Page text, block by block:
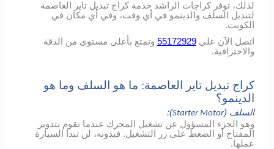
لذلك، توفر كراجات الراشد خدمة كراج تبديل تاير العاصمة
لتبديل السلف والدينمو في أي وقت، وفي أي مكان في
الكويت.
اتصل الآن على55172929 وتمتع بأعلى مستوى من الدقة
والاحترافية.
كراج تبديل تاير العاصمة: ما هو السلف وما هو
الدينمو؟
السلف (Starter Motor
):
وهو الجزء المسؤول عن تشغيل المحرك عندما تقوم بتدوير
المفتاح أو الضغط على زر التشغيل. فبدونه، لن تبدأ السيارة
عملها.